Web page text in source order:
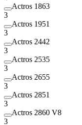
Actros 1863
3
Actros 1951
3
Actros 2442
3
Actros 2535
3
Actros 2655
3
Actros 2851
3
Actros 2860 V8
3